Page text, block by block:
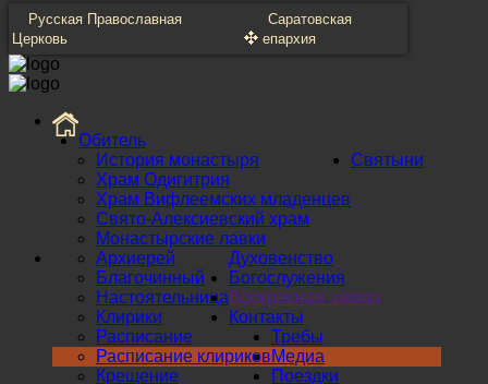
Русская Православная
Церковь
Саратовская
епархия
Обитель
История монастыря
Храм Одигитрия
Храм Вифлеемских младенцев
Свято-Алексиевский храм
Монастырские лавки
Святыни
Духовенство
Архиерей
Благочинный
Настоятельница
Клирики
Богослужения
Расписание
Расписание клириков
Крещение
Воскресная школа
Контакты
Требы
Медиа
Поездки